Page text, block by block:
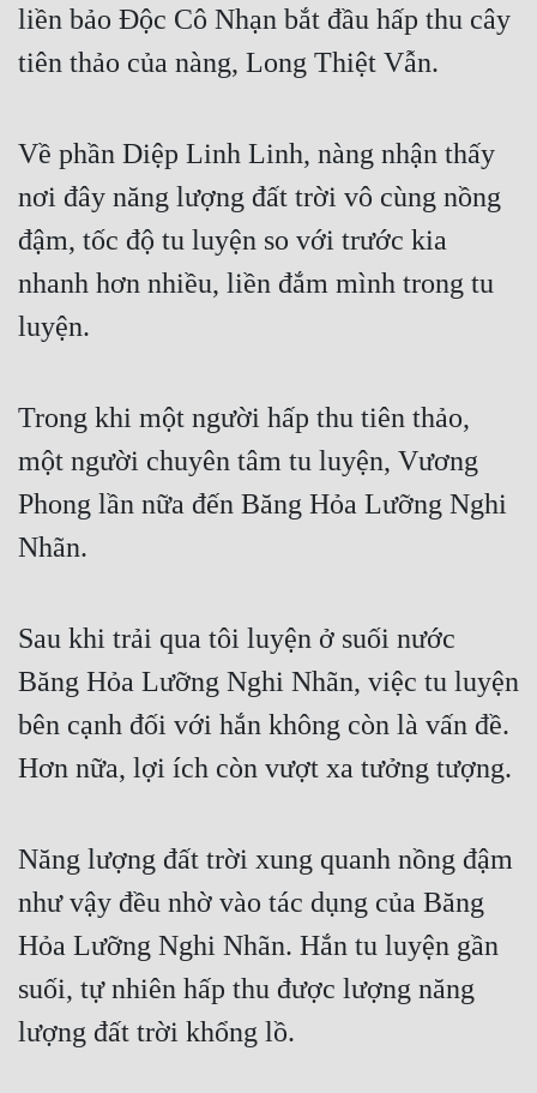
Truyện Nhập Môn
Truyện ngắn
Cung Đấu
Cạnh Kỹ
Dã Sử
Dị Giới
Dị Năng
Góc Nhìn Nam
Góc Nhìn Nữ
Huyền Huyễn
Hài Hước
Học Đường
Khoa Huyễn
liền bảo Độc Cô Nhạn bắt đầu hấp thu cây
tiên thảo của nàng, Long Thiệt Vẫn.
Về phần Diệp Linh Linh, nàng nhận thấy
nơi đây năng lượng đất trời vô cùng nồng
đậm, tốc độ tu luyện so với trước kia
nhanh hơn nhiều, liền đắm mình trong tu
luyện.
Trong khi một người hấp thu tiên thảo,
một người chuyên tâm tu luyện, Vương
Phong lần nữa đến Băng Hỏa Lưỡng Nghi
Nhãn.
Sau khi trải qua tôi luyện ở suối nước
Băng Hỏa Lưỡng Nghi Nhãn, việc tu luyện
bên cạnh đối với hắn không còn là vấn đề.
Hơn nữa, lợi ích còn vượt xa tưởng tượng.
Năng lượng đất trời xung quanh nồng đậm
như vậy đều nhờ vào tác dụng của Băng
Hỏa Lưỡng Nghi Nhãn. Hắn tu luyện gần
suối, tự nhiên hấp thu được lượng năng
lượng đất trời khổng lồ.